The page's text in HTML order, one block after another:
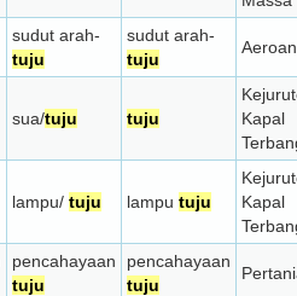
sudut arah-
tuju
sudut arah-
tuju
sua/tuju tuju
Kapal
lampu/ tuju lampu tuju
Kapal
pencahayaan
tuju
pencahayaan
tuju